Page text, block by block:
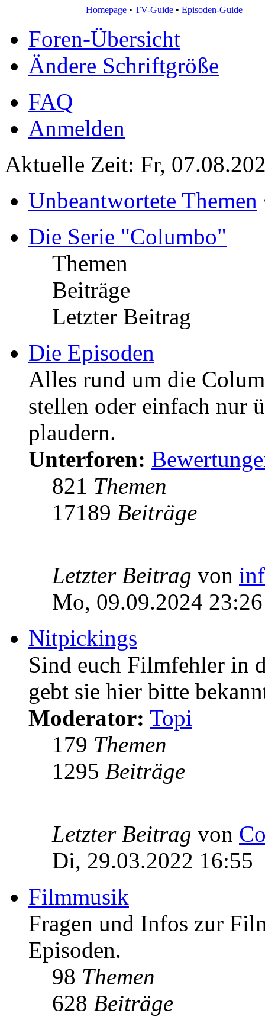
Homepage • TV-Guide • Episoden-Guide
Foren-Übersicht
Ändere Schriftgröße
FAQ
Anmelden
Aktuelle Zeit: Fr,
Unbeantwortete Themen
Die Serie "Columbo"
Themen
Beiträge
Letzter Beitrag
Die Episoden
Alles rund um die
stellen oder einfach nur
plaudern.
Unterforen:
821 Themen
17189 Beiträge
Letzter Beitrag von
Mo, 09.09.2024 23:26
Nitpickings
Sind euch Filmfehler in
gebt sie hier bitte
Moderator: Topi
179 Themen
1295 Beiträge
Letzter Beitrag von
Di, 29.03.2022 16:55
Filmmusik
Fragen und Infos zur
Episoden.
98 Themen
628 Beiträge